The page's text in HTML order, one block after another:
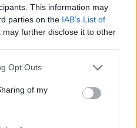
This information may
parties on the IAB’s List of
may further disclose it to other
Opt Outs
of my